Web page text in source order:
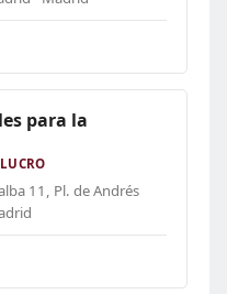
para la
11, Pl. de Andrés